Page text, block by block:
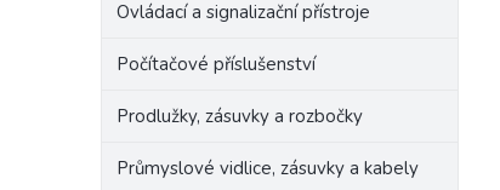
Ovládací a signalizační přístroje
Počítačové příslušenství
Prodlužky, zásuvky a rozbočky
Průmyslové vidlice, zásuvky a kabely